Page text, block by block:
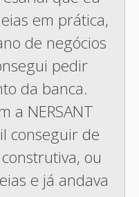
em prática,
de negócios
pedir
da banca.
a NERSANT
conseguir de
ou
e já andava